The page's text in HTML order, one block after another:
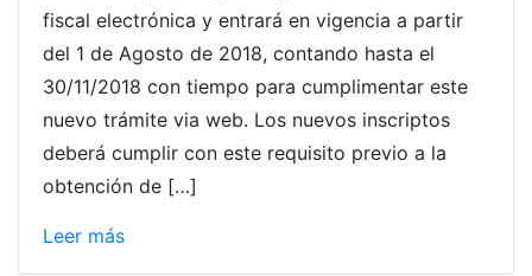
fiscal electrónica y entrará en vigencia a partir
del 1 de Agosto de 2018, contando hasta el
30/11/2018 con tiempo para cumplimentar este
nuevo trámite via web. Los nuevos inscriptos
deberá cumplir con este requisito previo a la
obtención de […]
Leer más